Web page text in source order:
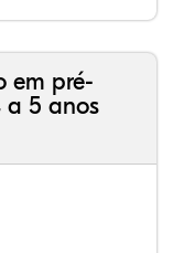
em pré-
a 5 anos